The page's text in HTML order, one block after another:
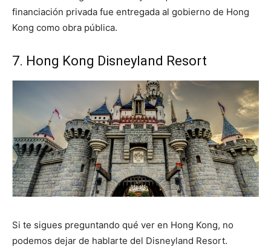
financiación privada fue entregada al gobierno de Hong
Kong como obra pública.
7. Hong Kong Disneyland Resort
Si te sigues preguntando qué ver en Hong Kong, no
podemos dejar de hablarte del Disneyland Resort.